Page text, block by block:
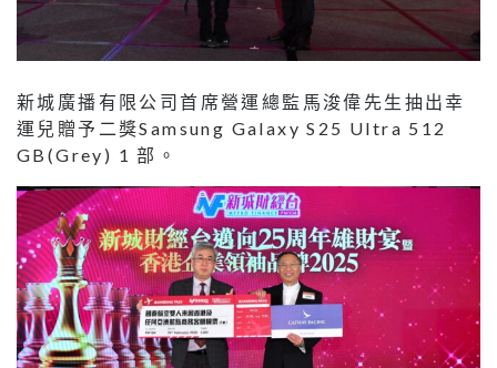
新城廣播有限公司首席營運總監馬浚偉先生抽出幸
運兒贈予二獎Samsung Galaxy S25 Ultra 512
GB(Grey) 1 部。